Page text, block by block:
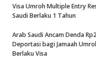
Visa Umroh Multiple Entry
Saudi Berlaku 1 Tahun
Arab Saudi Ancam Denda
Deportasi bagi Jamaah
Berlaku Visa